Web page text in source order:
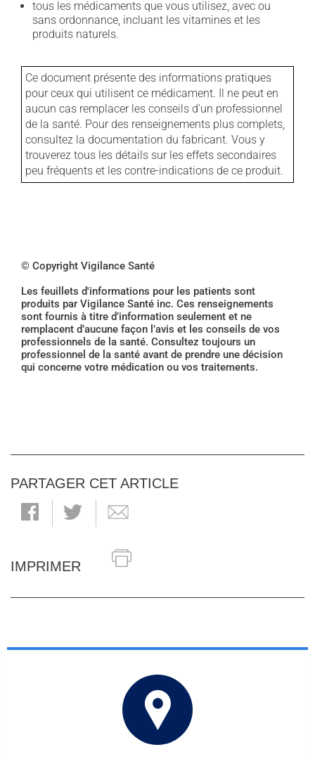
tous les médicaments que vous utilisez, avec ou
sans ordonnance, incluant les vitamines et les
produits naturels.
Ce document présente des informations pratiques
pour ceux qui utilisent ce médicament. Il ne peut en
aucun cas remplacer les conseils d'un professionnel
de la santé. Pour des renseignements plus complets,
consultez la documentation du fabricant. Vous y
trouverez tous les détails sur les effets secondaires
peu fréquents et les contre-indications de ce produit.
© Copyright Vigilance Santé
Les feuillets d'informations pour les patients sont
produits par Vigilance Santé inc. Ces renseignements
sont fournis à titre d’information seulement et ne
remplacent d’aucune façon l’avis et les conseils de vos
professionnels de la santé. Consultez toujours un
professionnel de la santé avant de prendre une décision
qui concerne votre médication ou vos traitements.
PARTAGER CET ARTICLE
IMPRIMER